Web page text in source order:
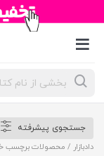
جستجوی
محصولات
جستجوی پیشرفته
دادبازار / محصولات برچسب